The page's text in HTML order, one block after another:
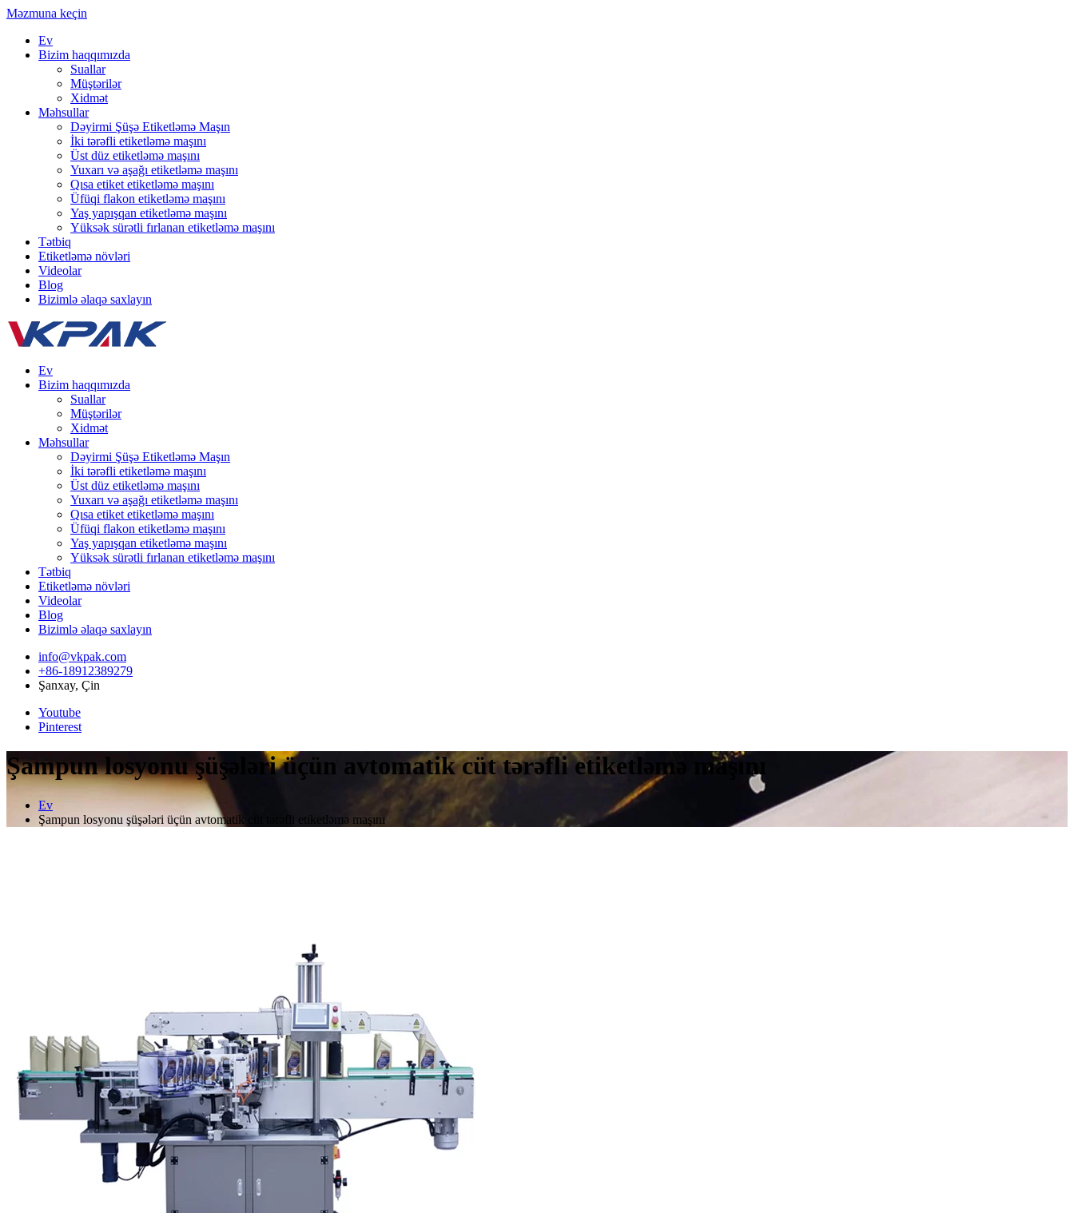
Məzmuna keçin
Ev
Bizim haqqımızda
Suallar
Müştərilər
Xidmət
Məhsullar
Dəyirmi Şüşə Etiketləmə Maşın
İki tərəfli etiketləmə maşını
Üst düz etiketləmə maşını
Yuxarı və aşağı etiketləmə maşını
Qısa etiket etiketləmə maşını
Üfüqi flakon etiketləmə maşını
Yaş yapışqan etiketləmə maşını
Yüksək sürətli fırlanan etiketləmə maşını
Tətbiq
Etiketləmə növləri
Videolar
Blog
Bizimlə əlaqə saxlayın
Ev
Bizim haqqımızda
Suallar
Müştərilər
Xidmət
Məhsullar
Dəyirmi Şüşə Etiketləmə Maşın
İki tərəfli etiketləmə maşını
Üst düz etiketləmə maşını
Yuxarı və aşağı etiketləmə maşını
Qısa etiket etiketləmə maşını
Üfüqi flakon etiketləmə maşını
Yaş yapışqan etiketləmə maşını
Yüksək sürətli fırlanan etiketləmə maşını
Tətbiq
Etiketləmə növləri
Videolar
Blog
Bizimlə əlaqə saxlayın
info@vkpak.com
+86-18912389279
Şanxay, Çin
Youtube
Pinterest
Şampun losyonu şüşələri üçün avtomatik cüt tərəfli etiketləmə maşını
Ev
Şampun losyonu şüşələri üçün avtomatik cüt tərəfli etiketləmə maşını